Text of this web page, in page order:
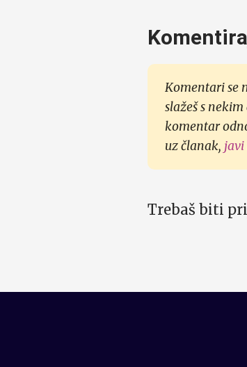
Komentari se
slažeš s
komentar
uz članak, javi
Trebaš biti